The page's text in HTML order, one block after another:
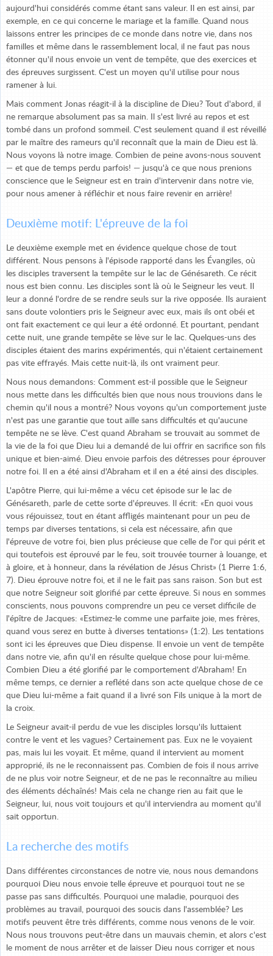
aujourd'hui considérés comme étant sans valeur. Il en est ainsi, par
exemple, en ce qui concerne le mariage et la famille. Quand nous
laissons entrer les principes de ce monde dans notre vie, dans nos
familles et même dans le rassemblement local, il ne faut pas nous
étonner qu'il nous envoie un vent de tempête, que des exercices et
des épreuves surgissent. C'est un moyen qu'il utilise pour nous
ramener à lui.
Mais comment Jonas réagit-il à la discipline de Dieu? Tout d'abord, il
ne remarque absolument pas sa main. Il s'est livré au repos et est
tombé dans un profond sommeil. C'est seulement quand il est réveillé
par le maître des rameurs qu'il reconnaît que la main de Dieu est là.
Nous voyons là notre image. Combien de peine avons-nous souvent
— et que de temps perdu parfois! — jusqu'à ce que nous prenions
conscience que le Seigneur est en train d'intervenir dans notre vie,
pour nous amener à réfléchir et nous faire revenir en arrière!
Deuxième motif: L'épreuve de la foi
Le deuxième exemple met en évidence quelque chose de tout
différent. Nous pensons à l'épisode rapporté dans les Évangiles, où
les disciples traversent la tempête sur le lac de Génésareth. Ce récit
nous est bien connu. Les disciples sont là où le Seigneur les veut. Il
leur a donné l'ordre de se rendre seuls sur la rive opposée. Ils auraient
sans doute volontiers pris le Seigneur avec eux, mais ils ont obéi et
ont fait exactement ce qui leur a été ordonné. Et pourtant, pendant
cette nuit, une grande tempête se lève sur le lac. Quelques-uns des
disciples étaient des marins expérimentés, qui n'étaient certainement
pas vite effrayés. Mais cette nuit-là, ils ont vraiment peur.
Nous nous demandons: Comment est-il possible que le Seigneur
nous mette dans les difficultés bien que nous nous trouvions dans le
chemin qu'il nous a montré? Nous voyons qu'un comportement juste
n'est pas une garantie que tout aille sans difficultés et qu'aucune
tempête ne se lève. C'est quand Abraham se trouvait au sommet de
la vie de la foi que Dieu lui a demandé de lui offrir en sacrifice son fils
unique et bien-aimé. Dieu envoie parfois des détresses pour éprouver
notre foi. Il en a été ainsi d'Abraham et il en a été ainsi des disciples.
L'apôtre Pierre, qui lui-même a vécu cet épisode sur le lac de
Génésareth, parle de cette sorte d'épreuves. Il écrit: «En quoi vous
vous réjouissez, tout en étant affligés maintenant pour un peu de
temps par diverses tentations, si cela est nécessaire, afin que
l'épreuve de votre foi, bien plus précieuse que celle de l'or qui périt et
qui toutefois est éprouvé par le feu, soit trouvée tourner à louange, et
à gloire, et à honneur, dans la révélation de Jésus Christ» (1 Pierre 1:6,
7). Dieu éprouve notre foi, et il ne le fait pas sans raison. Son but est
que notre Seigneur soit glorifié par cette épreuve. Si nous en sommes
conscients, nous pouvons comprendre un peu ce verset difficile de
l'épître de Jacques: «Estimez-le comme une parfaite joie, mes frères,
quand vous serez en butte à diverses tentations» (1:2). Les tentations
sont ici les épreuves que Dieu dispense. Il envoie un vent de tempête
dans notre vie, afin qu'il en résulte quelque chose pour lui-même.
Combien Dieu a été glorifié par le comportement d'Abraham! En
même temps, ce dernier a reflété dans son acte quelque chose de ce
que Dieu lui-même a fait quand il a livré son Fils unique à la mort de
la croix.
Le Seigneur avait-il perdu de vue les disciples lorsqu'ils luttaient
contre le vent et les vagues? Certainement pas. Eux ne le voyaient
pas, mais lui les voyait. Et même, quand il intervient au moment
approprié, ils ne le reconnaissent pas. Combien de fois il nous arrive
de ne plus voir notre Seigneur, et de ne pas le reconnaître au milieu
des éléments déchaînés! Mais cela ne change rien au fait que le
Seigneur, lui, nous voit toujours et qu'il interviendra au moment qu'il
sait opportun.
La recherche des motifs
Dans différentes circonstances de notre vie, nous nous demandons
pourquoi Dieu nous envoie telle épreuve et pourquoi tout ne se
passe pas sans difficultés. Pourquoi une maladie, pourquoi des
problèmes au travail, pourquoi des soucis dans l'assemblée? Les
motifs peuvent être très différents, comme nous venons de le voir.
Nous nous trouvons peut-être dans un mauvais chemin, et alors c'est
le moment de nous arrêter et de laisser Dieu nous corriger et nous